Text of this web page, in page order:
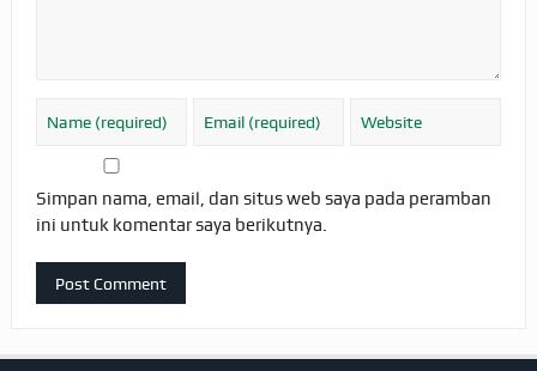
Simpan nama, email, dan situs web saya pada peramban
ini untuk komentar saya berikutnya.